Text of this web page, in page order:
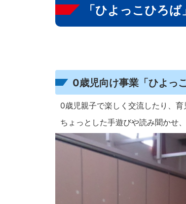
「ひよっこひろ
0歳児向け事業「ひよっ
0歳児親子で楽しく交流したり、育
ちょっとした手遊びや読み聞かせ